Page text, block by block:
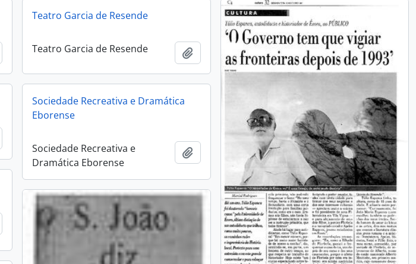
Add to clipboard
Teatro Garcia de Resende
Teatro Garcia de Resende Add to clipboard
Sociedade Recreativa e Dramática
Eborense
Sociedade Recreativa e
Dramática Eborense
Add to clipboard
Add to clipboard